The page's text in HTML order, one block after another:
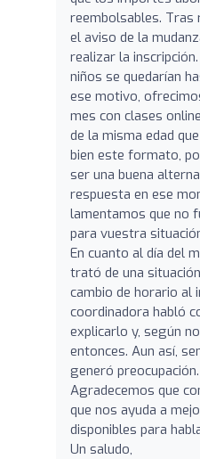
reembolsables. Tras
el aviso de la
realizar la
niños se quedarían
ese motivo,
mes con clases
de la misma edad
bien este formato,
ser una buena
respuesta en ese
lamentamos que no
para vuestra
En cuanto al día del
trató de una
cambio de horario al
coordinadora habló
explicarlo y, según
entonces. Aun así,
generó preocupación.
Agradecemos que
que nos ayuda a
disponibles para
Un saludo,